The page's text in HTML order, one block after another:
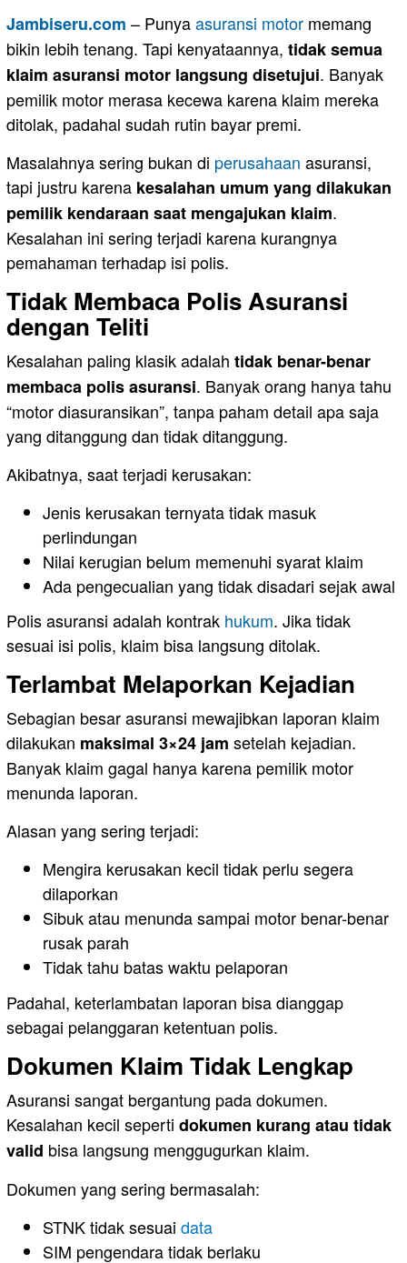
Jambiseru.com – Punyaasuransi motor memang
bikin lebih tenang. Tapi kenyataannya, tidak semua
klaim asuransi motor langsung disetujui. Banyak
pemilik motor merasa kecewa karena klaim mereka
ditolak, padahal sudah rutin bayar premi.
Masalahnya sering bukan di perusahaan asuransi,
tapi justru karena kesalahan umum yang dilakukan
pemilik kendaraan saat mengajukan klaim.
Kesalahan ini sering terjadi karena kurangnya
pemahaman terhadap isi polis.
Tidak Membaca Polis Asuransi
dengan Teliti
Kesalahan paling klasik adalah tidak benar-benar
membaca polis asuransi. Banyak orang hanya tahu
“motor diasuransikan”, tanpa paham detail apa saja
yang ditanggung dan tidak ditanggung.
Akibatnya, saat terjadi kerusakan:
Jenis kerusakan ternyata tidak masuk
perlindungan
Nilai kerugian belum memenuhi syarat klaim
Ada pengecualian yang tidak disadari sejak awal
Polis asuransi adalah kontrak hukum. Jika tidak
sesuai isi polis, klaim bisa langsung ditolak.
Terlambat Melaporkan Kejadian
Sebagian besar asuransi mewajibkan laporan klaim
dilakukan maksimal 3×24 jam setelah kejadian.
Banyak klaim gagal hanya karena pemilik motor
menunda laporan.
Alasan yang sering terjadi:
Mengira kerusakan kecil tidak perlu segera
dilaporkan
Sibuk atau menunda sampai motor benar-benar
rusak parah
Tidak tahu batas waktu pelaporan
Padahal, keterlambatan laporan bisa dianggap
sebagai pelanggaran ketentuan polis.
Dokumen Klaim Tidak Lengkap
Asuransi sangat bergantung pada dokumen.
Kesalahan kecil seperti dokumen kurang atau tidak
valid bisa langsung menggugurkan klaim.
Dokumen yang sering bermasalah:
STNK tidak sesuai data
SIM pengendara tidak berlaku